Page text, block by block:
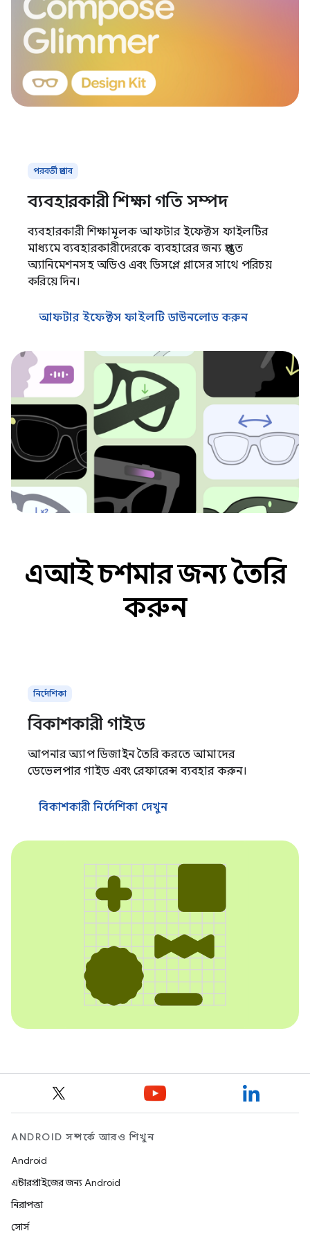
পরবর্তী প্রভাব
ব্যবহারকারী শিক্ষা গতি সম্পদ
ব্যবহারকারী শিক্ষামূলক আফটার ইফেক্টস ফাইলটির
মাধ্যমে ব্যবহারকারীদেরকে ব্যবহারের জন্য প্রস্তুত
অ্যানিমেশনসহ অডিও এবং ডিসপ্লে গ্লাসের সাথে পরিচয়
করিয়ে দিন।
আফটার ইফেক্টস ফাইলটি ডাউনলোড করুন
এআই চশমার জন্য তৈরি
করুন
নির্দেশিকা
বিকাশকারী গাইড
আপনার অ্যাপ ডিজাইন তৈরি করতে আমাদের
ডেভেলপার গাইড এবং রেফারেন্স ব্যবহার করুন।
বিকাশকারী নির্দেশিকা দেখুন
ANDROID সম্পর্কে আরও শিখুন
Android
এন্টারপ্রাইজের জন্য Android
নিরাপত্তা
সোর্স